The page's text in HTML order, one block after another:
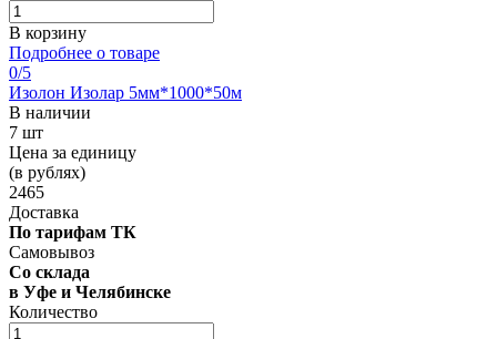
В корзину
Подробнее о товаре
0/5
Изолон Изолар 5мм*1000*50м
В наличии
7 шт
Цена за единицу
(в рублях)
2465
Доставка
По тарифам ТК
Самовывоз
Со склада
в Уфе и Челябинске
Количество